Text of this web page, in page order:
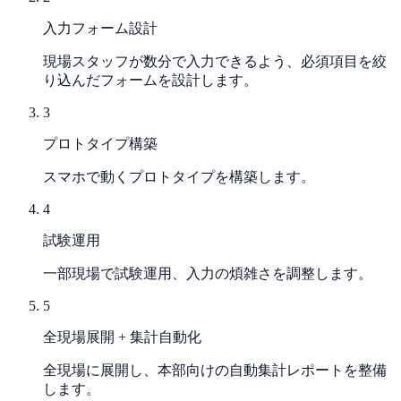
入力フォーム設計
現場スタッフが数分で入力できるよう、必須項目を絞
り込んだフォームを設計します。
3
プロトタイプ構築
スマホで動くプロトタイプを構築します。
4
試験運用
一部現場で試験運用、入力の煩雑さを調整します。
5
全現場展開 + 集計自動化
全現場に展開し、本部向けの自動集計レポートを整備
します。